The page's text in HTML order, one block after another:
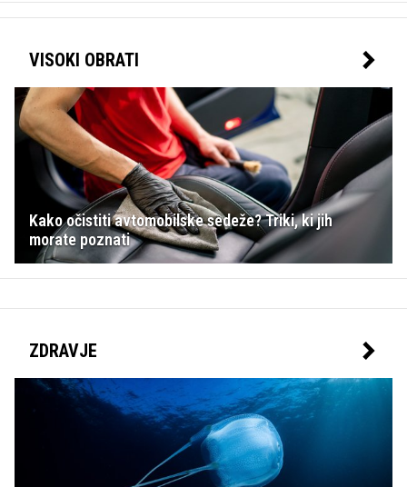
VISOKI OBRATI
Kako očistiti avtomobilske sedeže? Triki, ki jih
morate poznati
ZDRAVJE